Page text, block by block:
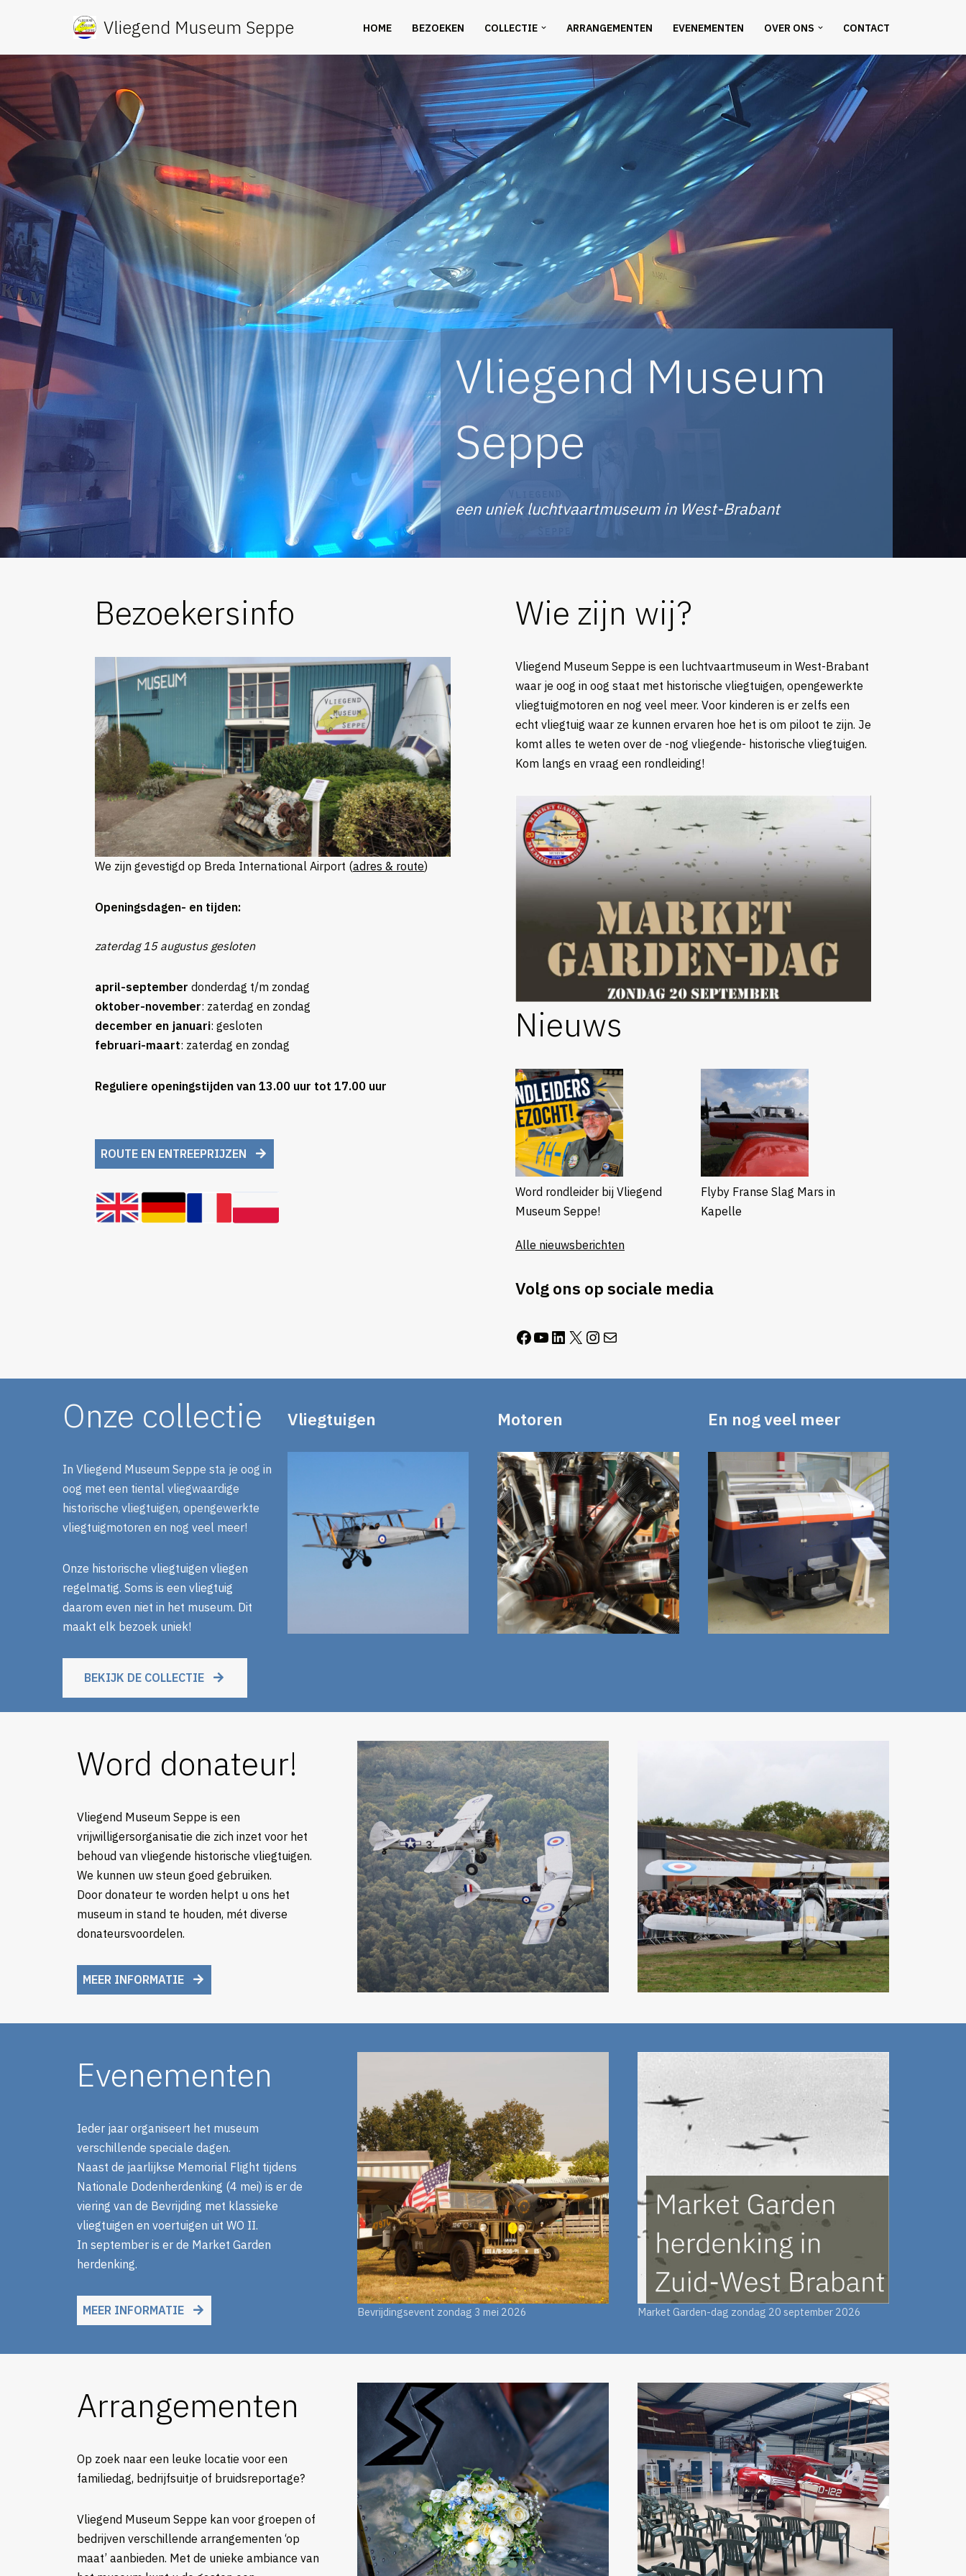
naar
inhoud
Vliegend Museum Seppe HOME BEZOEKEN COLLECTIE ARRANGEMENTEN EVENEMENTEN OVER ONS CONTACT
Vliegend Museum
Seppe
een uniek luchtvaartmuseum in West-Brabant
Bezoekersinfo
We zijn gevestigd op Breda International Airport (adres & route)
Openingsdagen- en tijden:
zaterdag 15 augustus gesloten
april-september donderdag t/m zondag
oktober-november: zaterdag en zondag
december en januari: gesloten
februari-maart: zaterdag en zondag
Reguliere openingstijden van 13.00 uur tot 17.00 uur
ROUTE EN ENTREEPRIJZEN
Wie zijn wij?
Vliegend Museum Seppe is een luchtvaartmuseum in West-Brabant
waar je oog in oog staat met historische vliegtuigen, opengewerkte
vliegtuigmotoren en nog veel meer. Voor kinderen is er zelfs een
echt vliegtuig waar ze kunnen ervaren hoe het is om piloot te zijn. Je
komt alles te weten over de -nog vliegende- historische vliegtuigen.
Kom langs en vraag een rondleiding!
Nieuws
Word rondleider bij Vliegend
Museum Seppe!
Flyby Franse Slag Mars in
Kapelle
Alle nieuwsberichten
Volg ons op sociale media
Onze collectie
In Vliegend Museum Seppe sta je oog in
oog met een tiental vliegwaardige
historische vliegtuigen, opengewerkte
vliegtuigmotoren en nog veel meer!
Onze historische vliegtuigen vliegen
regelmatig. Soms is een vliegtuig
daarom even niet in het museum. Dit
maakt elk bezoek uniek!
BEKIJK DE COLLECTIE
Vliegtuigen Motoren En nog veel meer
Word donateur!
Vliegend Museum Seppe is een
vrijwilligersorganisatie die zich inzet voor het
behoud van vliegende historische vliegtuigen.
We kunnen uw steun goed gebruiken.
Door donateur te worden helpt u ons het
museum in stand te houden, mét diverse
donateursvoordelen.
MEER INFORMATIE
Evenementen
Ieder jaar organiseert het museum
verschillende speciale dagen.
Naast de jaarlijkse Memorial Flight tijdens
Nationale Dodenherdenking (4 mei) is er de
viering van de Bevrijding met klassieke
vliegtuigen en voertuigen uit WO II.
In september is er de Market Garden
herdenking.
MEER INFORMATIE Bevrijdingsevent zondag 3 mei 2026 Market Garden-dag zondag 20 september 2026
Arrangementen
Op zoek naar een leuke locatie voor een
familiedag, bedrijfsuitje of bruidsreportage?
Vliegend Museum Seppe kan voor groepen of
bedrijven verschillende arrangementen ‘op
maat’ aanbieden. Met de unieke ambiance van